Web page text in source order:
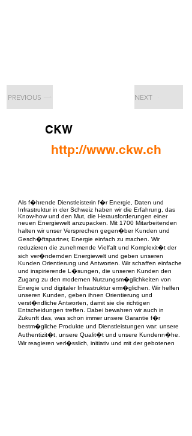
PREVIOUS NEXT
CKW
http://www.ckw.ch
Als f�hrende Dienstleisterin f�r Energie, Daten und
Infrastruktur in der Schweiz haben wir die Erfahrung, das
Know-how und den Mut, die Herausforderungen einer
neuen Energiewelt anzupacken. Mit 1700 Mitarbeitenden
halten wir unser Versprechen gegen�ber Kunden und
Gesch�ftspartner, Energie einfach zu machen. Wir
reduzieren die zunehmende Vielfalt und Komplexit�t der
sich ver�ndernden Energiewelt und geben unseren
Kunden Orientierung und Antworten. Wir schaffen einfache
und inspirierende L�sungen, die unseren Kunden den
Zugang zu den modernen Nutzungsm�glichkeiten von
Energie und digitaler Infrastruktur erm�glichen. Wir helfen
unseren Kunden, geben ihnen Orientierung und
verst�ndliche Antworten, damit sie die richtigen
Entscheidungen treffen. Dabei bewahren wir auch in
Zukunft das, was schon immer unsere Garantie f�r
bestm�gliche Produkte und Dienstleistungen war: unsere
Authentizit�t, unsere Qualit�t und unsere Kundenn�he.
Wir reagieren verl�sslich, initiativ und mit der gebotenen